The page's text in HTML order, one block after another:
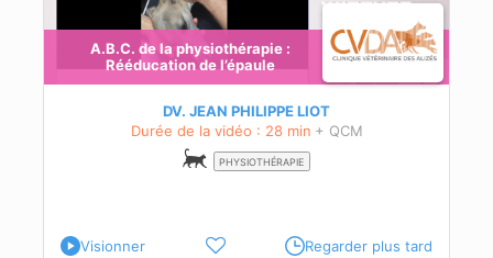
A.B.C. de la physiothérapie :
Rééducation de l’épaule
DV. JEAN PHILIPPE LIOT
Durée de la vidéo : 28 min + QCM
PHYSIOTHÉRAPIE
Visionner Regarder plus tard